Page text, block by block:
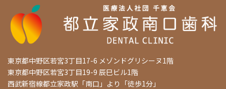
東京都中野区若宮3丁目17-6 メゾンドグリシーヌ1階
東京都中野区若宮3丁目19-9 辰巳ビル1階
西武新宿線都立家政駅「南口」より「徒歩1分」